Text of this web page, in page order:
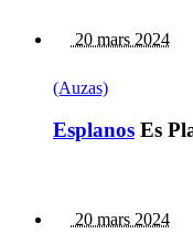
20 mars 2024
(Auzas)
Esplanos Es
20 mars 2024